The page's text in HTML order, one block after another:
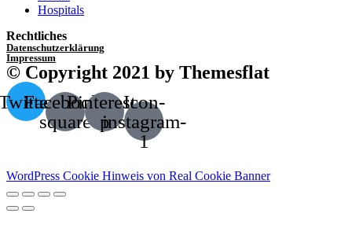
Hospitals
Rechtliches
Datenschutzerklärung
Impressum
© Copyright 2021 by Themesflat
Facebook-
square
Pinterest-
p
Icon-
instagram-
1
WordPress Cookie Hinweis von Real Cookie Banner